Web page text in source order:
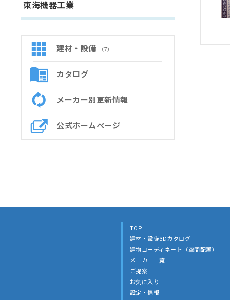
東海機器工業
建材・設備 （7）
カタログ
メーカー別更新情報
公式ホームページ
TOP
建材・設備3Dカタログ
建物コーディネート（空間配置）
メーカー一覧
ご提案
お気に入り
設定・情報